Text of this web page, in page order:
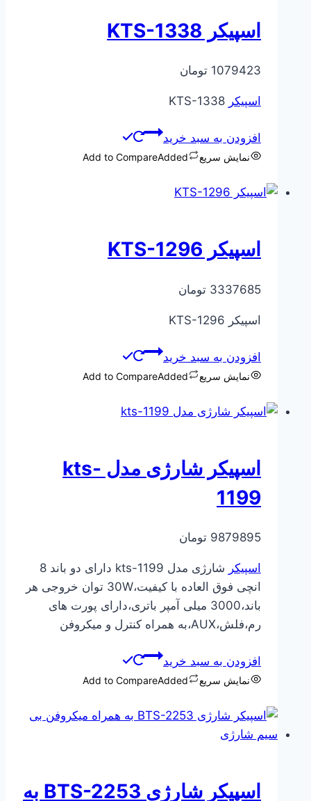
اسپیکر KTS-1338
1079423 تومان
اسپیکر
افزودن به سبد خرید
نمایش سریع Add to CompareAdded
اسپیکر KTS-1296
3337685 تومان
اسپیکر KTS-1296
افزودن به سبد خرید
نمایش سریع Add to CompareAdded
اسپیکر شارژی مدل kts-
1199
9879895 تومان
اسپیکر
شارژی مدل kts-1199 دارای دو باند 8
انچی فوق العاده با کیفیت،30W توان خروجی هر
باند،3000 میلی آمپر باتری،دارای پورت های
رم،فلش،AUX،به همراه کنترل و میکروفن
افزودن به سبد خرید
نمایش سریع Add to CompareAdded
اسپیکر شارژی BTS-2253 به